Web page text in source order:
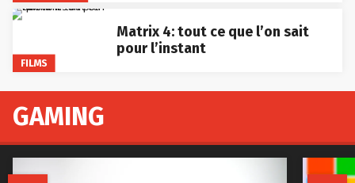
FILMS
Matrix 4: tout ce que l’on sait
pour l’instant
GAMING